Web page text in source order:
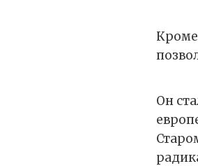
Кроме
Он